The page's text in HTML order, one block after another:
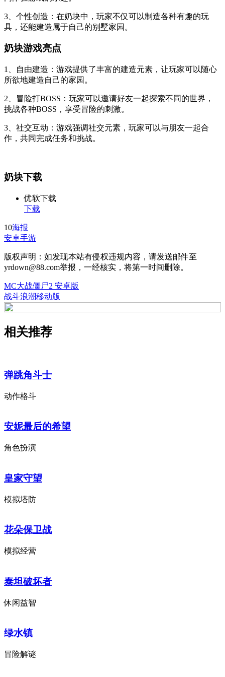
3、个性创造：在奶块中，玩家不仅可以制造各种有趣的玩
具，还能建造属于自己的别墅家园。
奶块游戏亮点
1、自由建造：游戏提供了丰富的建造元素，让玩家可以随心
所欲地建造自己的家园。
2、冒险打BOSS：玩家可以邀请好友一起探索不同的世界，
挑战各种BOSS，享受冒险的刺激。
3、社交互动：游戏强调社交元素，玩家可以与朋友一起合
作，共同完成任务和挑战。
奶块下载
优软下载
下载
10海报
安卓手游
版权声明：如发现本站有侵权违规内容，请发送邮件至
yrdown@88.com举报，一经核实，将第一时间删除。
MC大战僵尸2 安卓版
战斗浪潮移动版
相关推荐
弹跳角斗士
动作格斗
安妮最后的希望
角色扮演
皇家守望
模拟塔防
花朵保卫战
模拟经营
泰坦破坏者
休闲益智
绿水镇
冒险解谜